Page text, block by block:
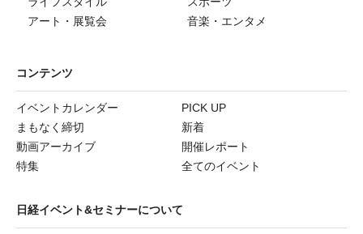
アート・展覧会
音楽・エンタメ
コンテンツ
イベントカレンダー
PICK UP
まもなく締切
新着
動画アーカイブ
開催レポート
特集
全てのイベント
日経イベント&セミナーについて